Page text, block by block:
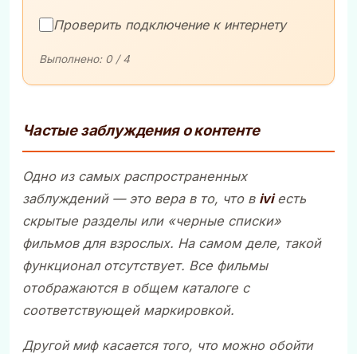
Проверить подключение к интернету
Выполнено: 0/ 4
Частые заблуждения о контенте
Одно из самых распространенных
заблуждений — это вера в то, что в iviесть
скрытые разделы или «черные списки»
фильмов для взрослых. На самом деле, такой
функционал отсутствует. Все фильмы
отображаются в общем каталоге с
соответствующей маркировкой.
Другой миф касается того, что можно обойти